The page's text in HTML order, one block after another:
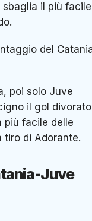
il più facile
del
poi solo Juve
il gol divorato
più facile delle
tiro di Adorante.
Juve